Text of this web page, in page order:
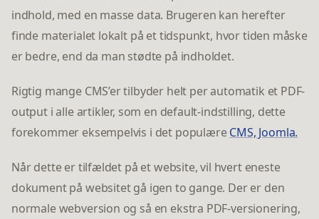
indhold, med en masse data. Brugeren kan herefter
finde materialet lokalt på et tidspunkt, hvor tiden måske
er bedre, end da man stødte på indholdet.
Rigtig mange CMS’er tilbyder helt per automatik et PDF-
output i alle artikler, som en default-indstilling, dette
forekommer eksempelvis i det populæreCMS, Joomla.
Når dette er tilfældet på et website, vil hvert eneste
dokument på websitet gå igen to gange. Der er den
normale webversion og så en ekstra PDF-versionering,